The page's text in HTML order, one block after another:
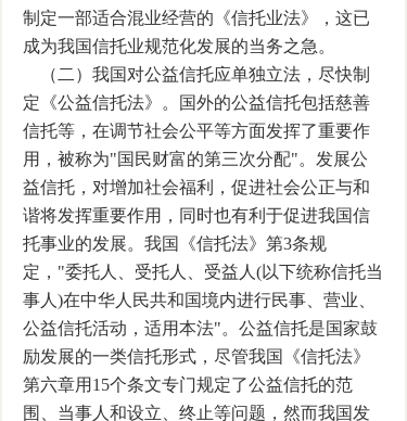
制定一部适合混业经营的《信托业法》，这已
成为我国信托业规范化发展的当务之急。
（二）我国对公益信托应单独立法，尽快制
定《公益信托法》。国外的公益信托包括慈善
信托等，在调节社会公平等方面发挥了重要作
用，被称为"国民财富的第三次分配"。发展公
益信托，对增加社会福利，促进社会公正与和
谐将发挥重要作用，同时也有利于促进我国信
托事业的发展。我国《信托法》第3条规
定，"委托人、受托人、受益人(以下统称信托当
事人)在中华人民共和国境内进行民事、营业、
公益信托活动，适用本法"。公益信托是国家鼓
励发展的一类信托形式，尽管我国《信托法》
第六章用15个条文专门规定了公益信托的范
围、当事人和设立、终止等问题，然而我国发